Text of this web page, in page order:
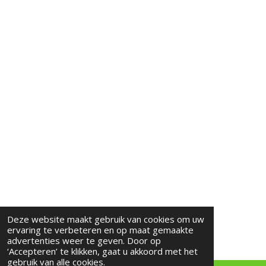
Deze website maakt gebruik van cookies om uw
ervaring te verbeteren en op maat gemaakte
advertenties weer te geven. Door op
‘Accepteren’ te klikken, gaat u akkoord met het
gebruik van alle cookies.